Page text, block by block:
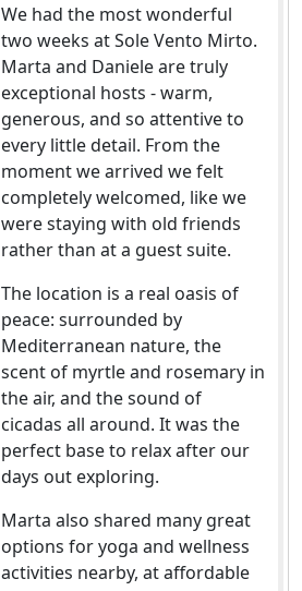
We had the most wonderful
two weeks at Sole Vento Mirto.
Marta and Daniele are truly
exceptional hosts - warm,
generous, and so attentive to
every little detail. From the
moment we arrived we felt
completely welcomed, like we
were staying with old friends
rather than at a guest suite.
The location is a real oasis of
peace: surrounded by
Mediterranean nature, the
scent of myrtle and rosemary in
the air, and the sound of
cicadas all around. It was the
perfect base to relax after our
days out exploring.
Marta also shared many great
options for yoga and wellness
activities nearby, at affordable